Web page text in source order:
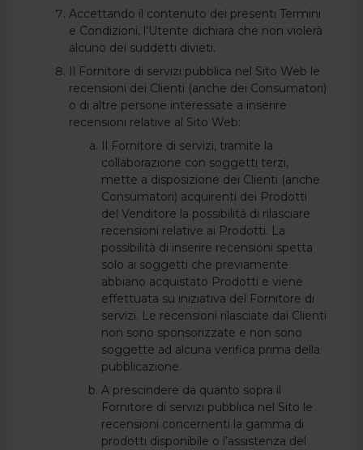
Accettando il contenuto dei presenti Termini
e Condizioni, l'Utente dichiara che non violerà
alcuno dei suddetti divieti.
Il Fornitore di servizi pubblica nel Sito Web le
recensioni dei Clienti (anche dei Consumatori)
o di altre persone interessate a inserire
recensioni relative al Sito Web:
Il Fornitore di servizi, tramite la
collaborazione con soggetti terzi,
mette a disposizione dei Clienti (anche
Consumatori) acquirenti dei Prodotti
del Venditore la possibilità di rilasciare
recensioni relative ai Prodotti. La
possibilità di inserire recensioni spetta
solo ai soggetti che previamente
abbiano acquistato Prodotti e viene
effettuata su iniziativa del Fornitore di
servizi. Le recensioni rilasciate dai Clienti
non sono sponsorizzate e non sono
soggette ad alcuna verifica prima della
pubblicazione.
A prescindere da quanto sopra il
Fornitore di servizi pubblica nel Sito le
recensioni concernenti la gamma di
prodotti disponibile o l’assistenza del